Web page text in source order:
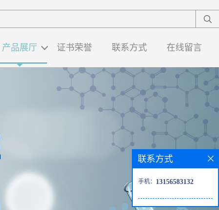
产品展厅 证书荣誉 联系方式 在线留言
联系方式
手机： 13156583132